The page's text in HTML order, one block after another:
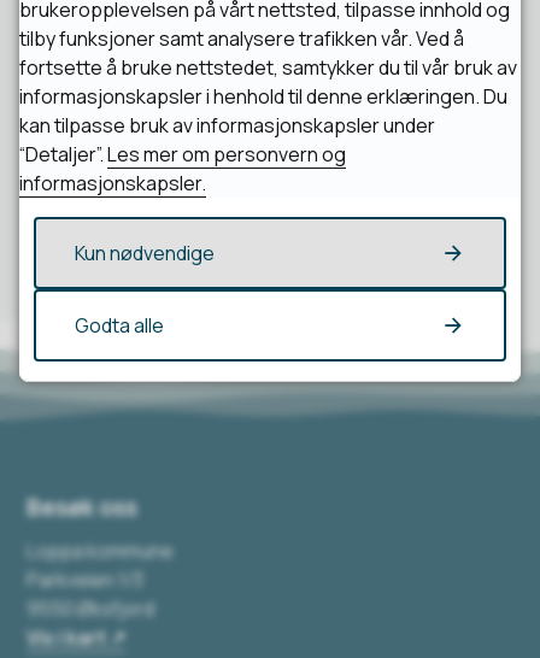
Fant du det du lette etter?
Ja Nei
Besøk oss
Loppa kommune
Parkveien 1/3
9550 Øksfjord
Vis i kart
brukeropplevelsen på vårt nettsted, tilpasse innhold og
tilby funksjoner samt analysere trafikken vår. Ved å
fortsette å bruke nettstedet, samtykker du til vår bruk av
informasjonskapsler i henhold til denne erklæringen. Du
kan tilpasse bruk av informasjonskapsler under
“Detaljer”.Les mer om personvern og
informasjonskapsler.
Kun nødvendige
Godta alle